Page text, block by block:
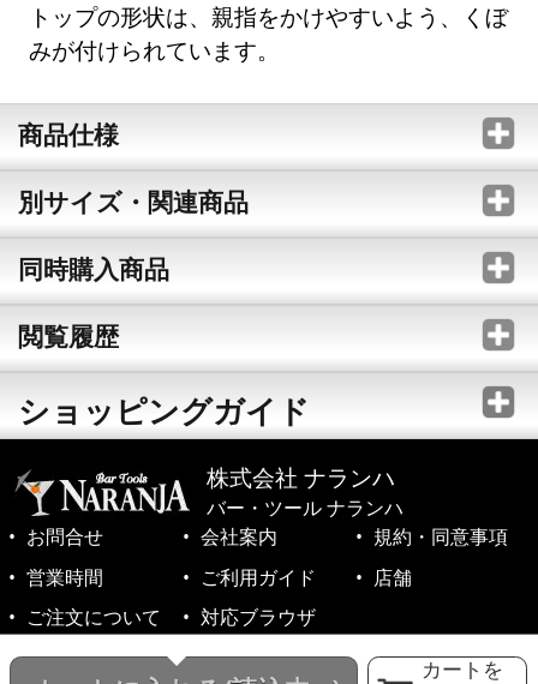
カートを
トップの形状は、親指をかけやすいよう、くぼ
みが付けられています。
商品仕様
別サイズ・関連商品
同時購入商品
閲覧履歴
ショッピングガイド
株式会社 ナランハ
バー・ツール ナランハ
お問合せ
会社案内
規約・同意事項
営業時間
ご利用ガイド
店舗
ご注文について
対応ブラウザ
©1999-2026 NARANJA Inc. All Rights Reserved.